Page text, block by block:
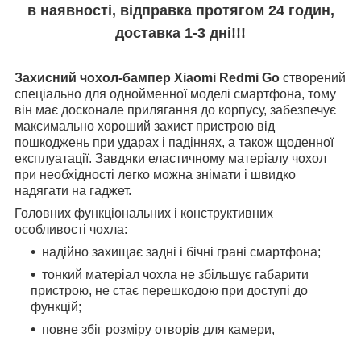
в наявності, відправка протягом 24 годин,
доставка 1-3 дні!!!
Захисний чохол-бампер Xiaomi Redmi Go створений
спеціально для однойменної моделі смартфона, тому
він має досконале прилягання до корпусу, забезпечує
максимально хороший захист пристрою від
пошкоджень при ударах і падіннях, а також щоденної
експлуатації. Завдяки еластичному матеріалу чохол
при необхідності легко можна знімати і швидко
надягати на гаджет.
Головних функціональних і конструктивних
особливості чохла:
надійно захищає задні і бічні грані смартфона;
тонкий матеріал чохла не збільшує габарити
пристрою, не стає перешкодою при доступі до
функцій;
повне збіг розміру отворів для камери,